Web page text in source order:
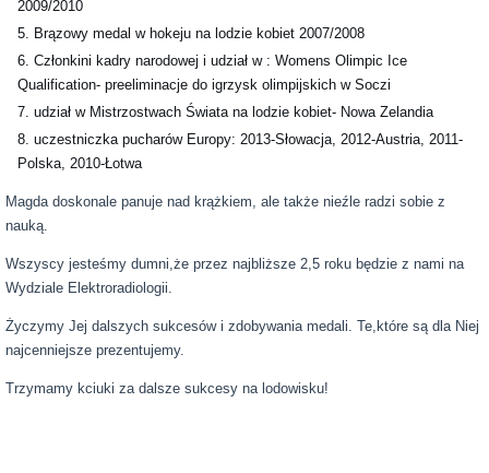
2009/2010
Brązowy medal w hokeju na lodzie kobiet 2007/2008
Członkini kadry narodowej i udział w : Womens Olimpic Ice
Qualification- preeliminacje do igrzysk olimpijskich w Soczi
udział w Mistrzostwach Świata na lodzie kobiet- Nowa Zelandia
uczestniczka pucharów Europy: 2013-Słowacja, 2012-Austria, 2011-
Polska, 2010-Łotwa
Magda doskonale panuje nad krążkiem, ale także nieźle radzi sobie z
nauką.
Wszyscy jesteśmy dumni,że przez najbliższe 2,5 roku będzie z nami na
Wydziale Elektroradiologii.
Życzymy Jej dalszych sukcesów i zdobywania medali. Te,które są dla Niej
najcenniejsze prezentujemy.
Trzymamy kciuki za dalsze sukcesy na lodowisku!